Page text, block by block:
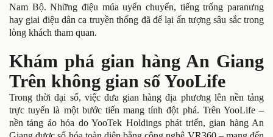
Nam Bộ. Những điệu múa uyển chuyển, tiếng trống paranưng
hay giai điệu dân ca truyền thống đã để lại ấn tượng sâu sắc trong
lòng khách tham quan.
Khám phá gian hàng An Giang
Trên không gian số YooLife
Trong thời đại số, việc đưa gian hàng địa phương lên nền tảng
trực tuyến là một bước tiến mang tính đột phá. Trên YooLife –
nền tảng ảo hóa do YooTek Holdings phát triển, gian hàng An